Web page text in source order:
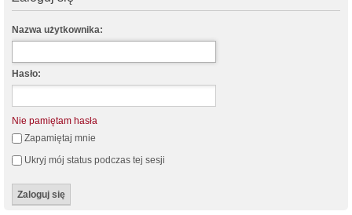
Nazwa użytkownika:
Hasło:
Nie pamiętam hasła
Zapamiętaj mnie
Ukryj mój status podczas tej sesji